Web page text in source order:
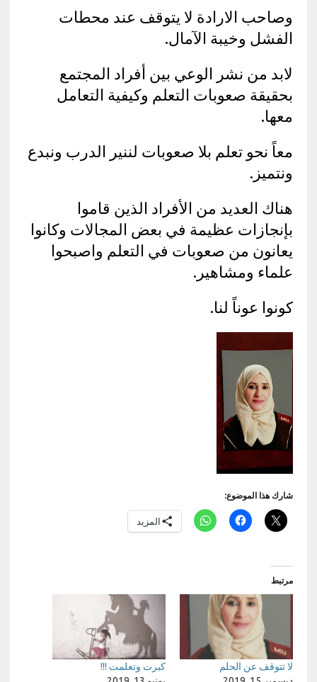
وصاحب الارادة لا يتوقف عند محطات
الفشل وخيبة الآمال.
لابد من نشر الوعي بين أفراد المجتمع
بحقيقة صعوبات التعلم وكيفية التعامل
معها.
معاً نحو تعلم بلا صعوبات لننير الدرب ونبدع
ونتميز.
هناك العديد من الأفراد الذين قاموا
بإنجازات عظيمة في بعض المجالات وكانوا
يعانون من صعوبات في التعلم واصبحوا
علماء ومشاهير.
كونوا عوناً لنا.
شارك هذا الموضوع:
المزيد
مرتبط
لا تتوقف عن الحلم
كبرت وتعلمت !!!